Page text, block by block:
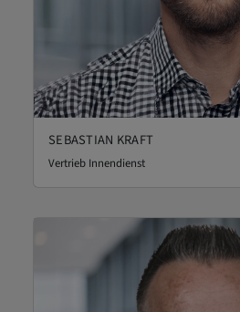
SEBASTIAN KRAFT
Vertrieb Innendienst